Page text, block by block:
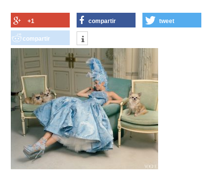
+1 compartir tweet
compartir